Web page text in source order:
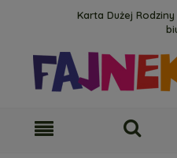
Karta Dużej Rodziny